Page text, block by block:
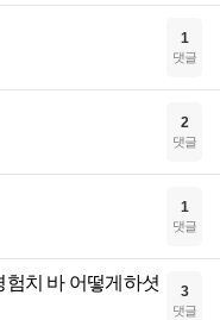
1
댓글
2
댓글
1
댓글
치 바 어떻게하셧
3
댓글